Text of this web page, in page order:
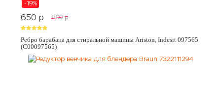
-19%
650 p 800 p
Ребро барабана для стиральной машины Ariston, Indesit 097565
(C00097565)